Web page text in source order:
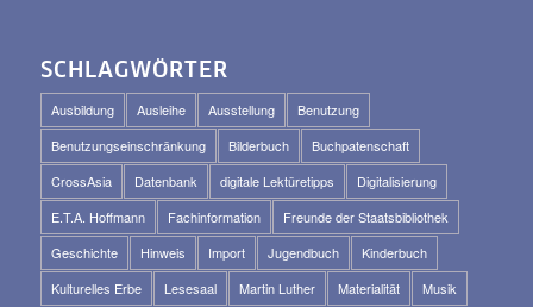
SCHLAGWÖRTER
Ausbildung Ausleihe Ausstellung
Benutzung
Benutzungseinschränkung
Bilderbuch
Buchpatenschaft
CrossAsia
Datenbank digitale Lektüretipps
Digitalisierung
E.T.A. Hoffmann
Fachinformation
Freunde der Staatsbibliothek
Geschichte
Hinweis Import Jugendbuch
Kinderbuch
Kulturelles Erbe
Lesesaal Martin Luther Materialität
Musik